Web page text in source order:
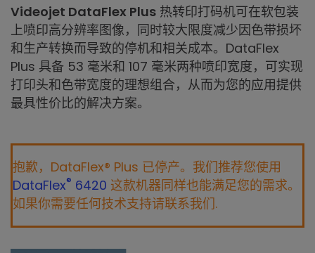
Videojet DataFlex Plus 热转印打码机可在软包装
上喷印高分辨率图像，同时较大限度减少因色带损坏
和生产转换而导致的停机和相关成本。DataFlex
Plus 具备 53 毫米和 107 毫米两种喷印宽度，可实现
打印头和色带宽度的理想组合，从而为您的应用提供
最具性价比的解决方案。
抱歉，DataFlex® Plus 已停产。我们推荐您使用
DataFlex® 6420 这款机器同样也能满足您的需求。
如果你需要任何技术支持请联系我们.